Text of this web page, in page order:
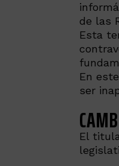
de las
Esta
En
ser
El